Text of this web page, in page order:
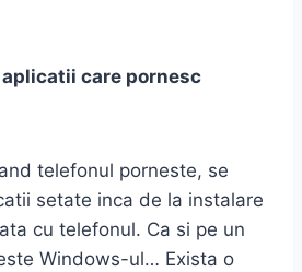
care pornesc
telefonul porneste, se
setate inca de la instalare
cu telefonul. Ca si pe un
Windows-ul… Exista o